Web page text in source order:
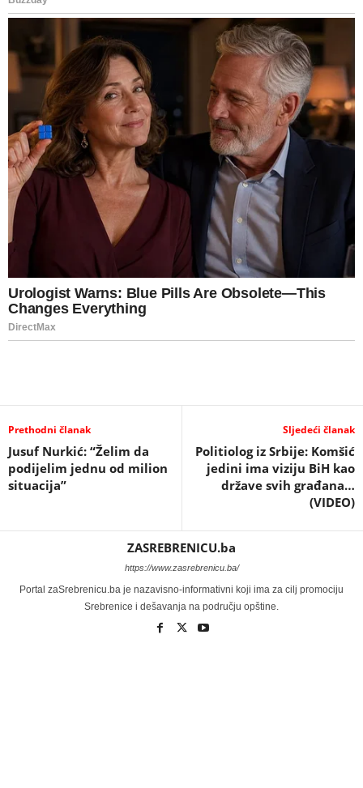
Prethodni članak
Jusuf Nurkić: “Želim da
podijelim jednu od milion
situacija”
Sljedeći članak
Politiolog iz Srbije: Komšić
jedini ima viziju BiH kao
države svih građana…
(VIDEO)
ZASREBRENICU.ba
https://www.zasrebrenicu.ba/
Portal zaSrebrenicu.ba je nazavisno-informativni koji ima za cilj promociju
Srebrenice i dešavanja na području opštine.